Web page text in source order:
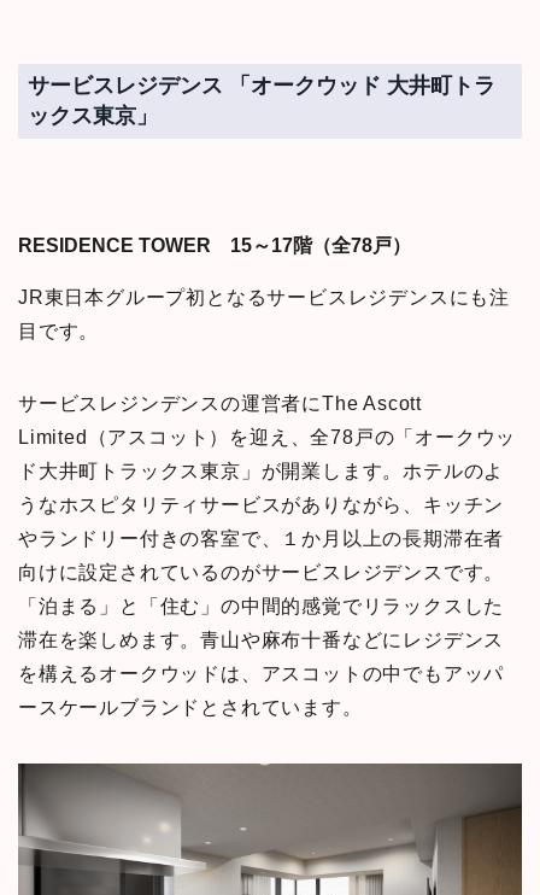
サービスレジデンス 「オークウッド 大井町トラ
ックス東京」
RESIDENCE TOWER 15～17階（全78戸）
JR東日本グループ初となるサービスレジデンスにも注
目です。
サービスレジンデンスの運営者にThe Ascott
Limited（アスコット）を迎え、全78戸の「オークウッ
ド大井町トラックス東京」が開業します。ホテルのよ
うなホスピタリティサービスがありながら、キッチン
やランドリー付きの客室で、１か月以上の長期滞在者
向けに設定されているのがサービスレジデンスです。
「泊まる」と「住む」の中間的感覚でリラックスした
滞在を楽しめます。青山や麻布十番などにレジデンス
を構えるオークウッドは、アスコットの中でもアッパ
ースケールブランドとされています。